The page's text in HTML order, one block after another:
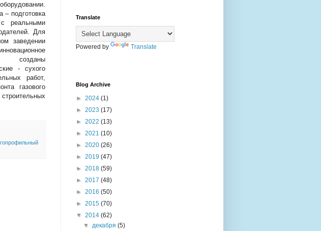
– подготовка
реальными
Для
заведении
созданы
- сухого
работ,
газового
Translate
Powered by Translate
Blog Archive
► 2024 (1)
► 2023 (17)
► 2022 (13)
► 2021 (10)
► 2020 (26)
► 2019 (47)
► 2018 (59)
► 2017 (48)
► 2016 (50)
► 2015 (70)
▼ 2014 (62)
▼ декабря(5)